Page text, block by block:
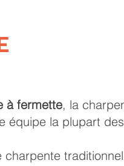
à fermette, la
équipe la plupart
charpente